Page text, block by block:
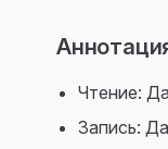
Чтение: Да
Запись: Да